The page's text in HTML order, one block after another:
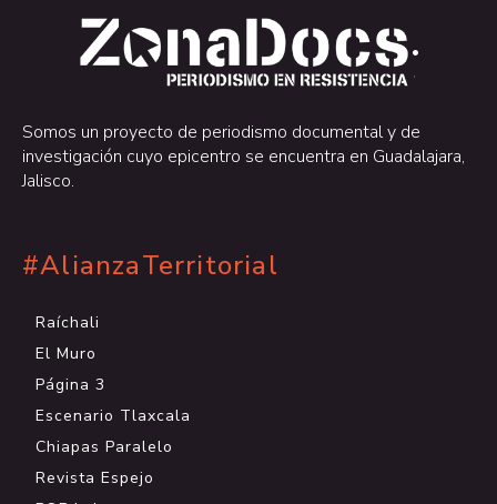
.
.
Somos un proyecto de periodismo documental y de
investigación cuyo epicentro se encuentra en Guadalajara,
Jalisco.
#AlianzaTerritorial
Raíchali
El Muro
Página 3
Escenario Tlaxcala
Chiapas Paralelo
Revista Espejo